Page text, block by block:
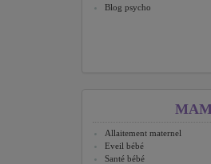
Blog psycho
Allaitement maternel
Eveil bébé
Santé bébé